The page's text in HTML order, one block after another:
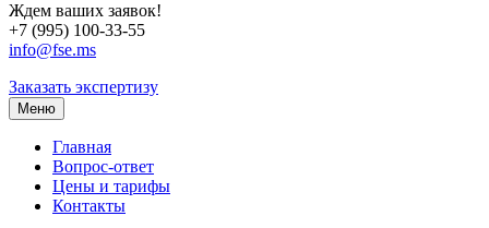
Ждем ваших заявок!
+7 (995) 100-33-55
info@fse.ms
Заказать экспертизу
Меню
Главная
Вопрос-ответ
Цены и тарифы
Контакты